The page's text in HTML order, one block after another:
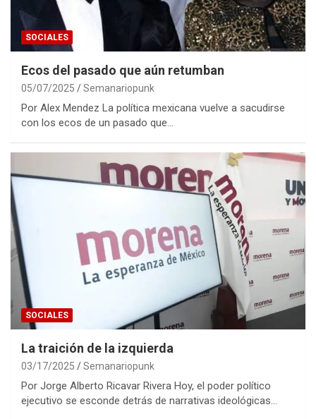
SOCIALES
Ecos del pasado que aún retumban
05/07/2025 Semanariopunk
Por Alex Mendez La política mexicana vuelve a sacudirse
con los ecos de un pasado que…
SOCIALES
La traición de la izquierda
03/17/2025 Semanariopunk
Por Jorge Alberto Ricavar Rivera Hoy, el poder político
ejecutivo se esconde detrás de narrativas ideológicas…